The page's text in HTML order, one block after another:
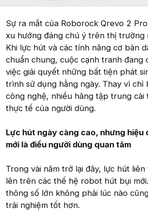
Sự ra mắt của Roborock Qrevo 2
xu hướng đáng chú ý trên thị trường
Khi lực hút và các tính năng cơ bản
chuẩn chung, cuộc cạnh tranh đang
việc giải quyết những bất tiện phát
trình sử dụng hằng ngày. Thay vì chỉ
công nghệ, nhiều hãng tập trung cải
thực tế của người dùng.
Lực hút ngày càng cao, nhưng hiệu
mới là điều người dùng quan tâm
Trong vài năm trở lại đây, lực hút
lên trên các thế hệ robot hút bụi
thông số lớn không phải lúc nào
trải nghiệm tốt hơn.